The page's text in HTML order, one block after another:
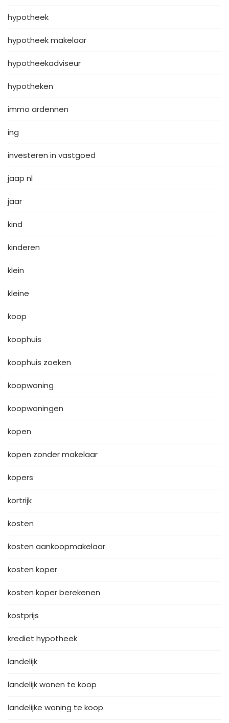
hypotheek
hypotheek makelaar
hypotheekadviseur
hypotheken
immo ardennen
ing
investeren in vastgoed
jaap nl
jaar
kind
kinderen
klein
kleine
koop
koophuis
koophuis zoeken
koopwoning
koopwoningen
kopen
kopen zonder makelaar
kopers
kortrijk
kosten
kosten aankoopmakelaar
kosten koper
kosten koper berekenen
kostprijs
krediet hypotheek
landelijk
landelijk wonen te koop
landelijke woning te koop